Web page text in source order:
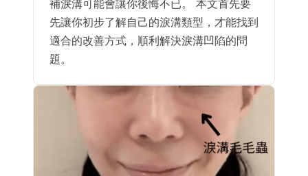
補淚溝可能會讓你後悔不已。 本文首先要
先讓你初步了解自己的淚溝類型，才能找到
適合的改善方式，順利解決淚溝凹陷的問
題。